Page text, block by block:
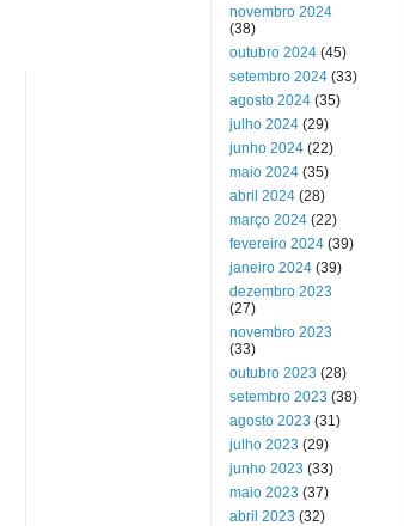
novembro 2024
(38)
outubro 2024 (45)
setembro 2024 (33)
agosto 2024 (35)
julho 2024 (29)
junho 2024 (22)
maio 2024 (35)
abril 2024 (28)
março 2024 (22)
fevereiro 2024 (39)
janeiro 2024 (39)
dezembro 2023
(27)
novembro 2023
(33)
outubro 2023 (28)
setembro 2023 (38)
agosto 2023 (31)
julho 2023 (29)
junho 2023 (33)
maio 2023 (37)
abril 2023 (32)